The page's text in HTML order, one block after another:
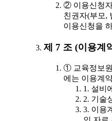
② 이용신청
친권자(부모,
이용신청을
제 7 조 (이용계
① 교육정보
에는 이용계
1. 설비
2. 기술
3. 이용